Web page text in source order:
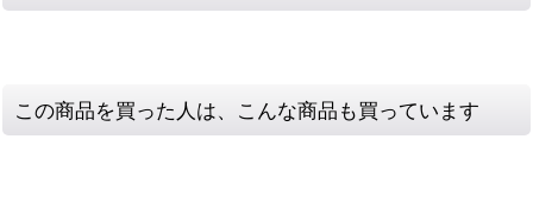
この商品を買った人は、こんな商品も買っています